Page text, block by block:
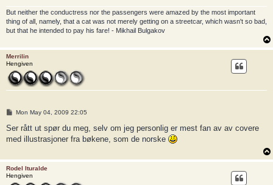
But neither the conductress nor the passengers were amazed by the most important
thing of all, namely, that a cat was not merely getting on a streetcar, which wasn't so bad,
but that he intended to pay his fare! - Mikhail Bulgakov
Merrilin
Hengiven
P
s
Mon May 04, 2009 22:05
Ser rått ut spør du meg, selv om jeg personlig er mest fan av av covere
med illustrasjoner fra bøkene, som de norske
Rodel Ituralde
Hengiven